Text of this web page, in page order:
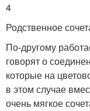
4
Родственное
По-другому
говорят о
которые на
в этом случае
очень мягкое